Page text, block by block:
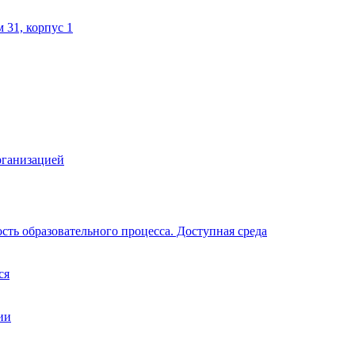
корпус 1
образовательного процесса. Доступная среда